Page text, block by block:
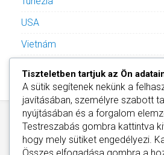
USA
Vietnám
Tiszteletben tartjuk az Ön
A sütik segítenek nekünk a
javításában, személyre szabott
nyújtásában és a forgalom
Testreszabás gombra kattintva
hogy mely sütiket engedélyezi.
Összes elfogadása gombra a